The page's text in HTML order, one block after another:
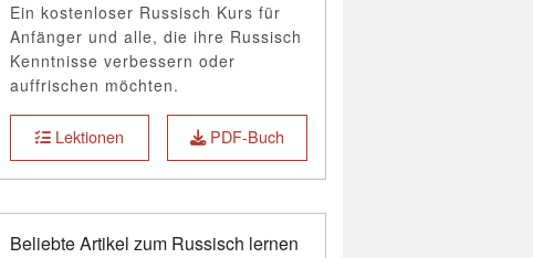
Ein kostenloser Russisch Kurs für
Anfänger und alle, die ihre Russisch
Kenntnisse verbessern oder
auffrischen möchten.
Lektionen PDF-Buch
Beliebte Artikel zum Russisch lernen